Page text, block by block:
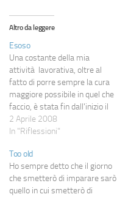
Altro da leggere
Esoso
Una costante della mia
attività lavorativa, oltre al
fatto di porre sempre la cura
maggiore possibile in quel che
faccio, è stata fin dall'inizio il
chiedere tariffe non in linea con
i servizi offerti: sapendo che è
qualcuno viene da me all'inizio
non lo…
2 Aprile 2008
In "Riflessioni"
Too old
Ho sempre detto che il giorno
che smetterò di imparare sarò
quello in cui smetterò di